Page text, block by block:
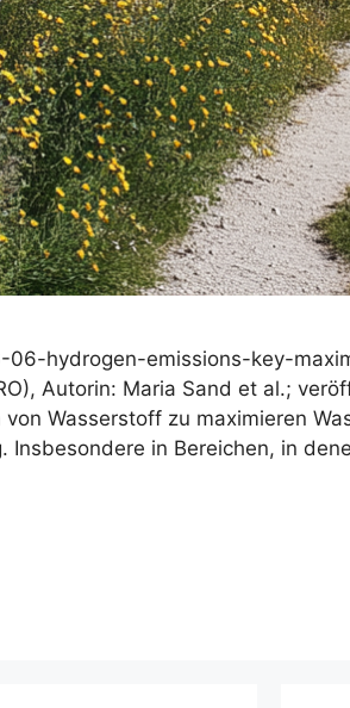
hydrogen-emissions-key-
Autorin: Maria Sand et al.;
Wasserstoff zu maximieren
Insbesondere in Bereichen, in